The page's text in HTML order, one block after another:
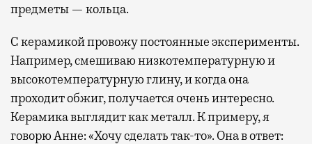
предметы — кольца.
С керамикой провожу постоянные эксперименты.
Например, смешиваю низкотемпературную и
высокотемпературную глину, и когда она
проходит обжиг, получается очень интересно.
Керамика выглядит как металл. К примеру, я
говорю Анне: «Хочу сделать так-то». Она в ответ: